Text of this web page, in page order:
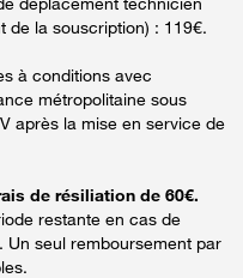
de la souscription) : 119€.
à conditions avec
métropolitaine sous
après la mise en service de
de résiliation de 60€.
restante en cas de
seul remboursement par